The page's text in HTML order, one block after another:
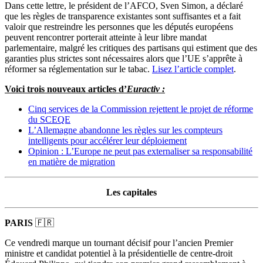
Dans cette lettre, le président de l’AFCO, Sven Simon, a déclaré
que les règles de transparence existantes sont suffisantes et a fait
valoir que restreindre les personnes que les députés européens
peuvent rencontrer porterait atteinte à leur libre mandat
parlementaire, malgré les critiques des partisans qui estiment que des
garanties plus strictes sont nécessaires alors que l’UE s’apprête à
réformer sa réglementation sur le tabac. Lisez l’article complet.
Voici trois nouveaux articles d’Euractiv :
Cinq services de la Commission rejettent le projet de réforme
du SCEQE
L’Allemagne abandonne les règles sur les compteurs
intelligents pour accélérer leur déploiement
Opinion : L’Europe ne peut pas externaliser sa responsabilité
en matière de migration
Les capitales
PARIS 🇫🇷
Ce vendredi marque un tournant décisif pour l’ancien Premier
ministre et candidat potentiel à la présidentielle de centre-droit